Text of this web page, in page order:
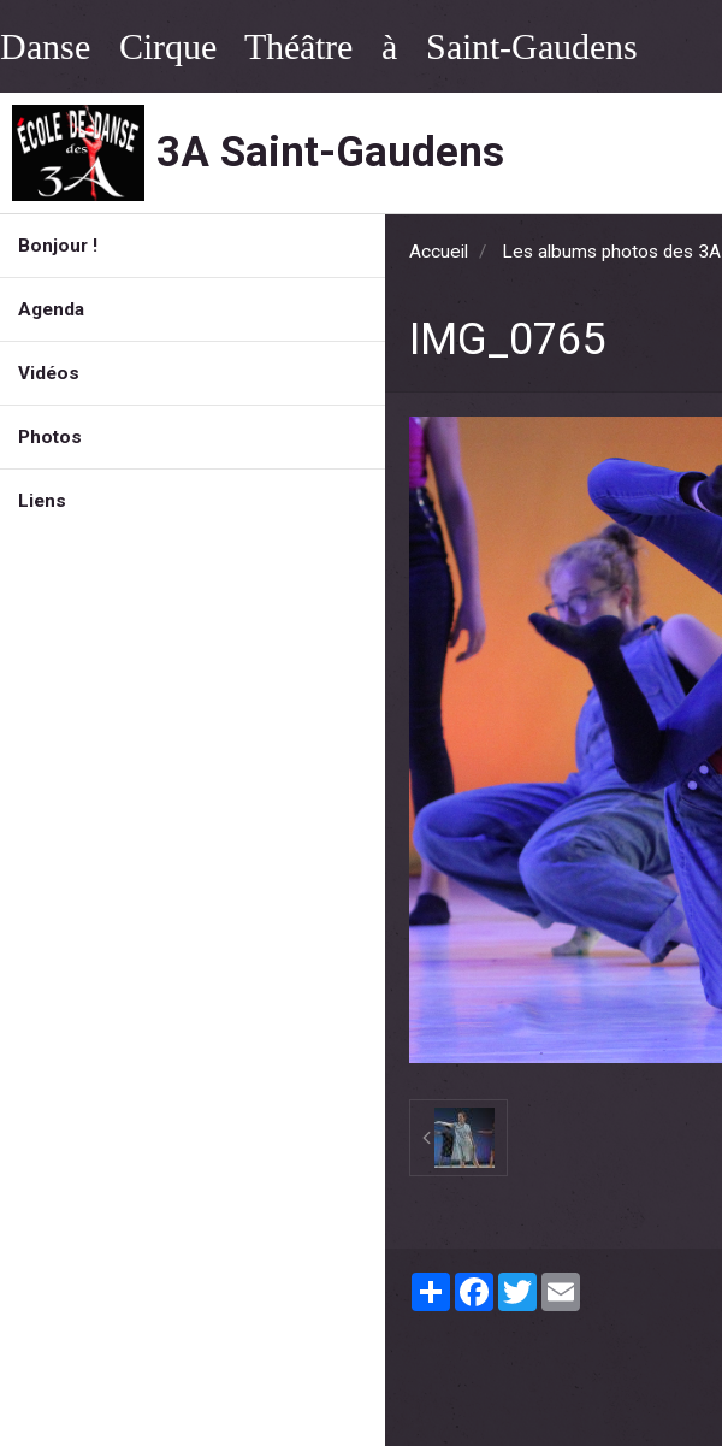
Danse Cirque Théâtre à Saint-Gaudens
3A Saint-Gaudens
Bonjour !
Agenda
Vidéos
Photos
Liens
Accueil Les albums photos des 3A
IMG_0765
PartagerFacebook
Twitter